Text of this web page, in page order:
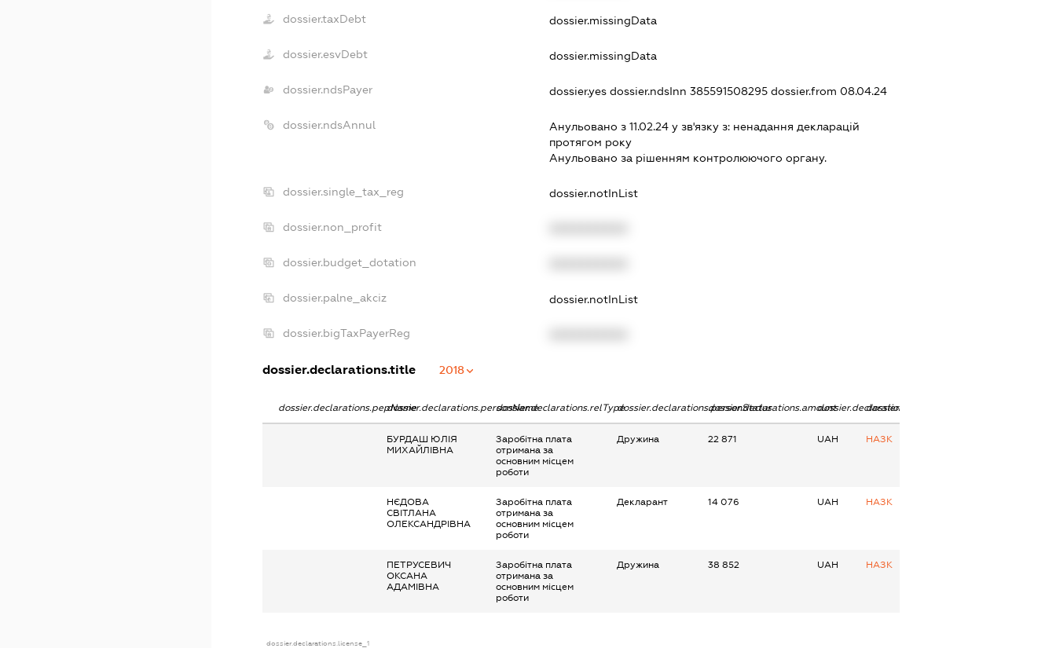
dossier.taxDebt dossier.missingData
dossier.esvDebt dossier.missingData
dossier.ndsPayer dossier.yes dossier.ndsInn 385591508295 dossier.from 08.04.24
dossier.ndsAnnul Анульовано з 11.02.24 у зв'язку з: ненадання декларацiй
протягом року
Анульовано за рiшенням контролюючого органу.
dossier.single_tax_reg dossier.notInList
dossier.non_profit
dossier.budget_dotation
dossier.palne_akciz dossier.notInList
dossier.bigTaxPayerReg
dossier.declarations.title 2018
dossier.declarations.pepNamedossier.declarations.personNamedossier.declarations.relTypedossier.declarations.personStatusdossier.declarations.amountdossier.declarations.currency
dossier.declarations.source
БУРДАШ ЮЛІЯ
МИХАЙЛІВНА
Заробітна плата
отримана за
основним місцем
роботи
Дружина 22 871 UAH НАЗК
НЄДОВА
СВІТЛАНА
ОЛЕКСАНДРІВНА
Заробітна плата
отримана за
основним місцем
роботи
Декларант 14 076 UAH НАЗК
ПЕТРУСЕВИЧ
ОКСАНА
АДАМІВНА
Заробітна плата
отримана за
основним місцем
роботи
Дружина 38 852 UAH НАЗК
dossier.declarations.license_1